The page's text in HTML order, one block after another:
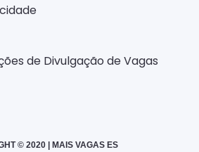
de Divulgação de Vagas
© 2020 | MAIS VAGAS ES